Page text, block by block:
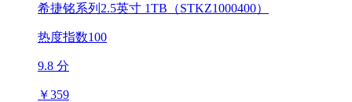
希捷铭系列2.5英寸 1TB（STKZ1000400）
热度指数100
9.8 分
￥359